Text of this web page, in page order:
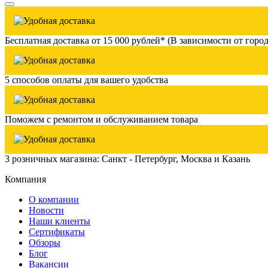
Бесплатная доставка от 15 000 рублей* (В зависимости от
5 способов оплаты для вашего удобства
Поможем с ремонтом и обслуживанием товара
3 розничных магазина: Санкт - Петербург, Москва и Казань
Компания
О компании
Новости
Наши клиенты
Сертификаты
Обзоры
Блог
Вакансии